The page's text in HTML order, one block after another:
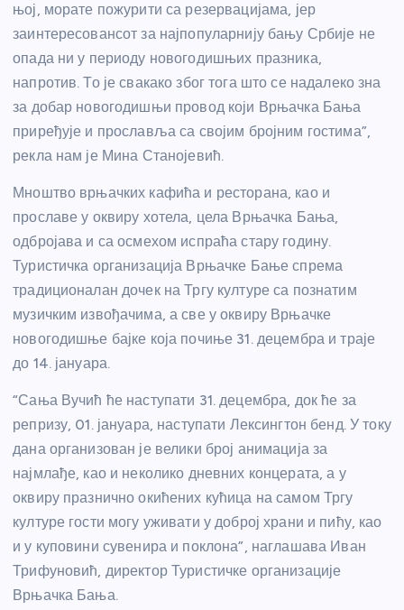
њој, морате пожурити са резервацијама, јер
заинтересовансот за најпопуларнију бању Србије не
опада ни у периоду новогодишњих празника,
напротив. То је свакако због тога што се надалеко зна
за добар новогодишњи провод који Врњачка Бања
приређује и прославља са својим бројним гостима”,
рекла нам је Мина Станојевић.
Мноштво врњачких кафића и ресторана, као и
прославе у оквиру хотела, цела Врњачка Бања,
одбројава и са осмехом испраћа стару годину.
Туристичка организација Врњачке Бање спрема
традиционалан дочек на Тргу културе са познатим
музичким извођачима, а све у оквиру Врњачке
новогодишње бајке која почиње 31. децембра и траје
до 14. јануара.
“Сања Вучић ће наступати 31. децембра, док ће за
репризу, 01. јануара, наступати Лексингтон бенд. У току
дана организован је велики број анимација за
најмлађе, као и неколико дневних концерата, а у
оквиру празнично окићених кућица на самом Тргу
културе гости могу уживати у доброј храни и пићу, као
и у куповини сувенира и поклона”, наглашава Иван
Трифуновић, директор Туристичке организације
Врњачка Бања.